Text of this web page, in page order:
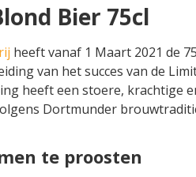
Bier 75cl
heeft vanaf 1 Maart 2021 de
van het succes van de
heeft een stoere, krachtige
Dortmunder
te proosten